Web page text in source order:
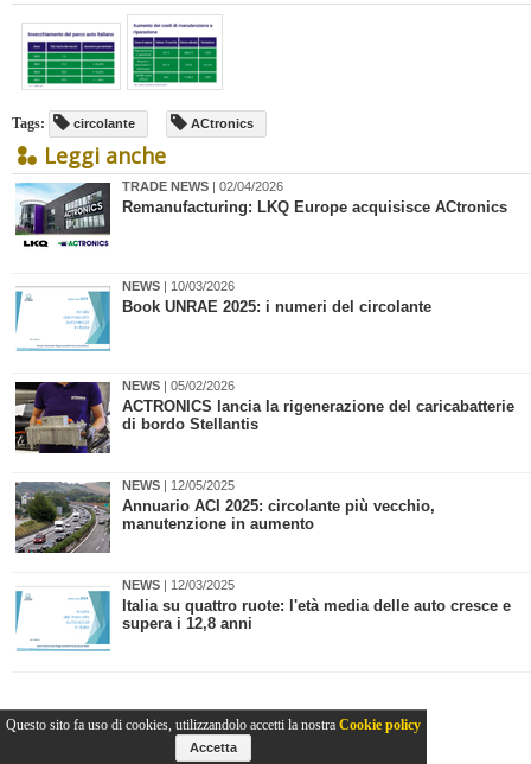
Tags: circolante ACtronics
Leggi anche
TRADE NEWS | 02/04/2026
​Remanufacturing: LKQ Europe acquisisce ACtronics
NEWS | 10/03/2026
Book UNRAE 2025: i numeri del circolante
NEWS | 05/02/2026
ACTRONICS lancia la rigenerazione del caricabatterie
di bordo Stellantis
NEWS | 12/05/2025
​Annuario ACI 2025: circolante più vecchio,
manutenzione in aumento
NEWS | 12/03/2025
​Italia su quattro ruote: l'età media delle auto cresce e
supera i 12,8 anni
2011-2026© Collins Editore - P.Iva 13142370157
Questo sito fa uso di cookies, utilizzandolo accetti la nostra Cookie policy
Accetta